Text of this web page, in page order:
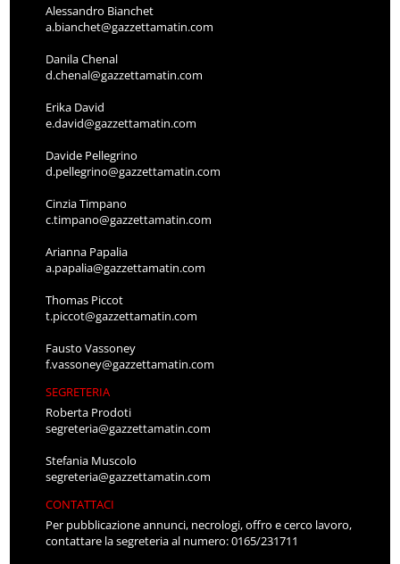
Alessandro Bianchet
a.bianchet@gazzettamatin.com
Danila Chenal
d.chenal@gazzettamatin.com
Erika David
e.david@gazzettamatin.com
Davide Pellegrino
d.pellegrino@gazzettamatin.com
Cinzia Timpano
c.timpano@gazzettamatin.com
Arianna Papalia
a.papalia@gazzettamatin.com
Thomas Piccot
t.piccot@gazzettamatin.com
Fausto Vassoney
f.vassoney@gazzettamatin.com
SEGRETERIA
Roberta Prodoti
segreteria@gazzettamatin.com
Stefania Muscolo
segreteria@gazzettamatin.com
CONTATTACI
Per pubblicazione annunci, necrologi, offro e cerco lavoro,
contattare la segreteria al numero: 0165/231711